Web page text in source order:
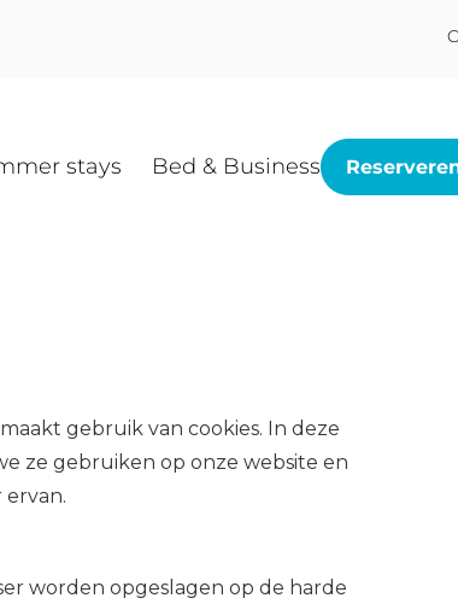
stays Bed & Business
gebruik van cookies. In deze
ze gebruiken op onze website en
worden opgeslagen op de harde